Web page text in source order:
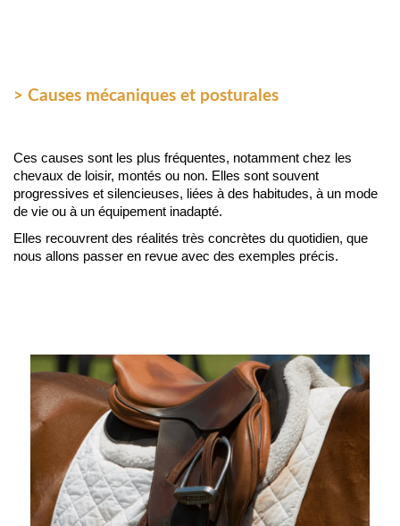
> Causes mécaniques et posturales
Ces causes sont les plus fréquentes, notamment chez les
chevaux de loisir, montés ou non. Elles sont souvent
progressives et silencieuses, liées à des habitudes, à un mode
de vie ou à un équipement inadapté.
Elles recouvrent des réalités très concrètes du quotidien, que
nous allons passer en revue avec des exemples précis.